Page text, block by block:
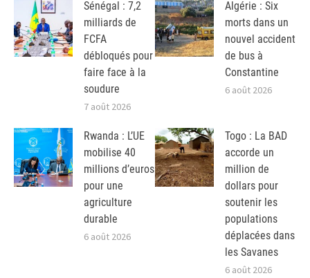
Sénégal : 7,2
milliards de
FCFA
débloqués pour
faire face à la
soudure
7 août 2026
Algérie : Six
morts dans un
nouvel accident
de bus à
Constantine
6 août 2026
Rwanda : L’UE
mobilise 40
millions d’euros
pour une
agriculture
durable
6 août 2026
Togo : La BAD
accorde un
million de
dollars pour
soutenir les
populations
déplacées dans
les Savanes
6 août 2026